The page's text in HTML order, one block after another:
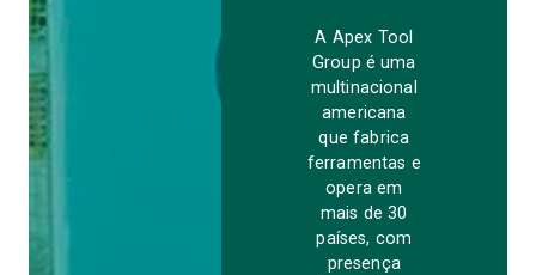
A Apex Tool
Group é uma
multinacional
americana
que fabrica
ferramentas e
opera em
mais de 30
países, com
presença